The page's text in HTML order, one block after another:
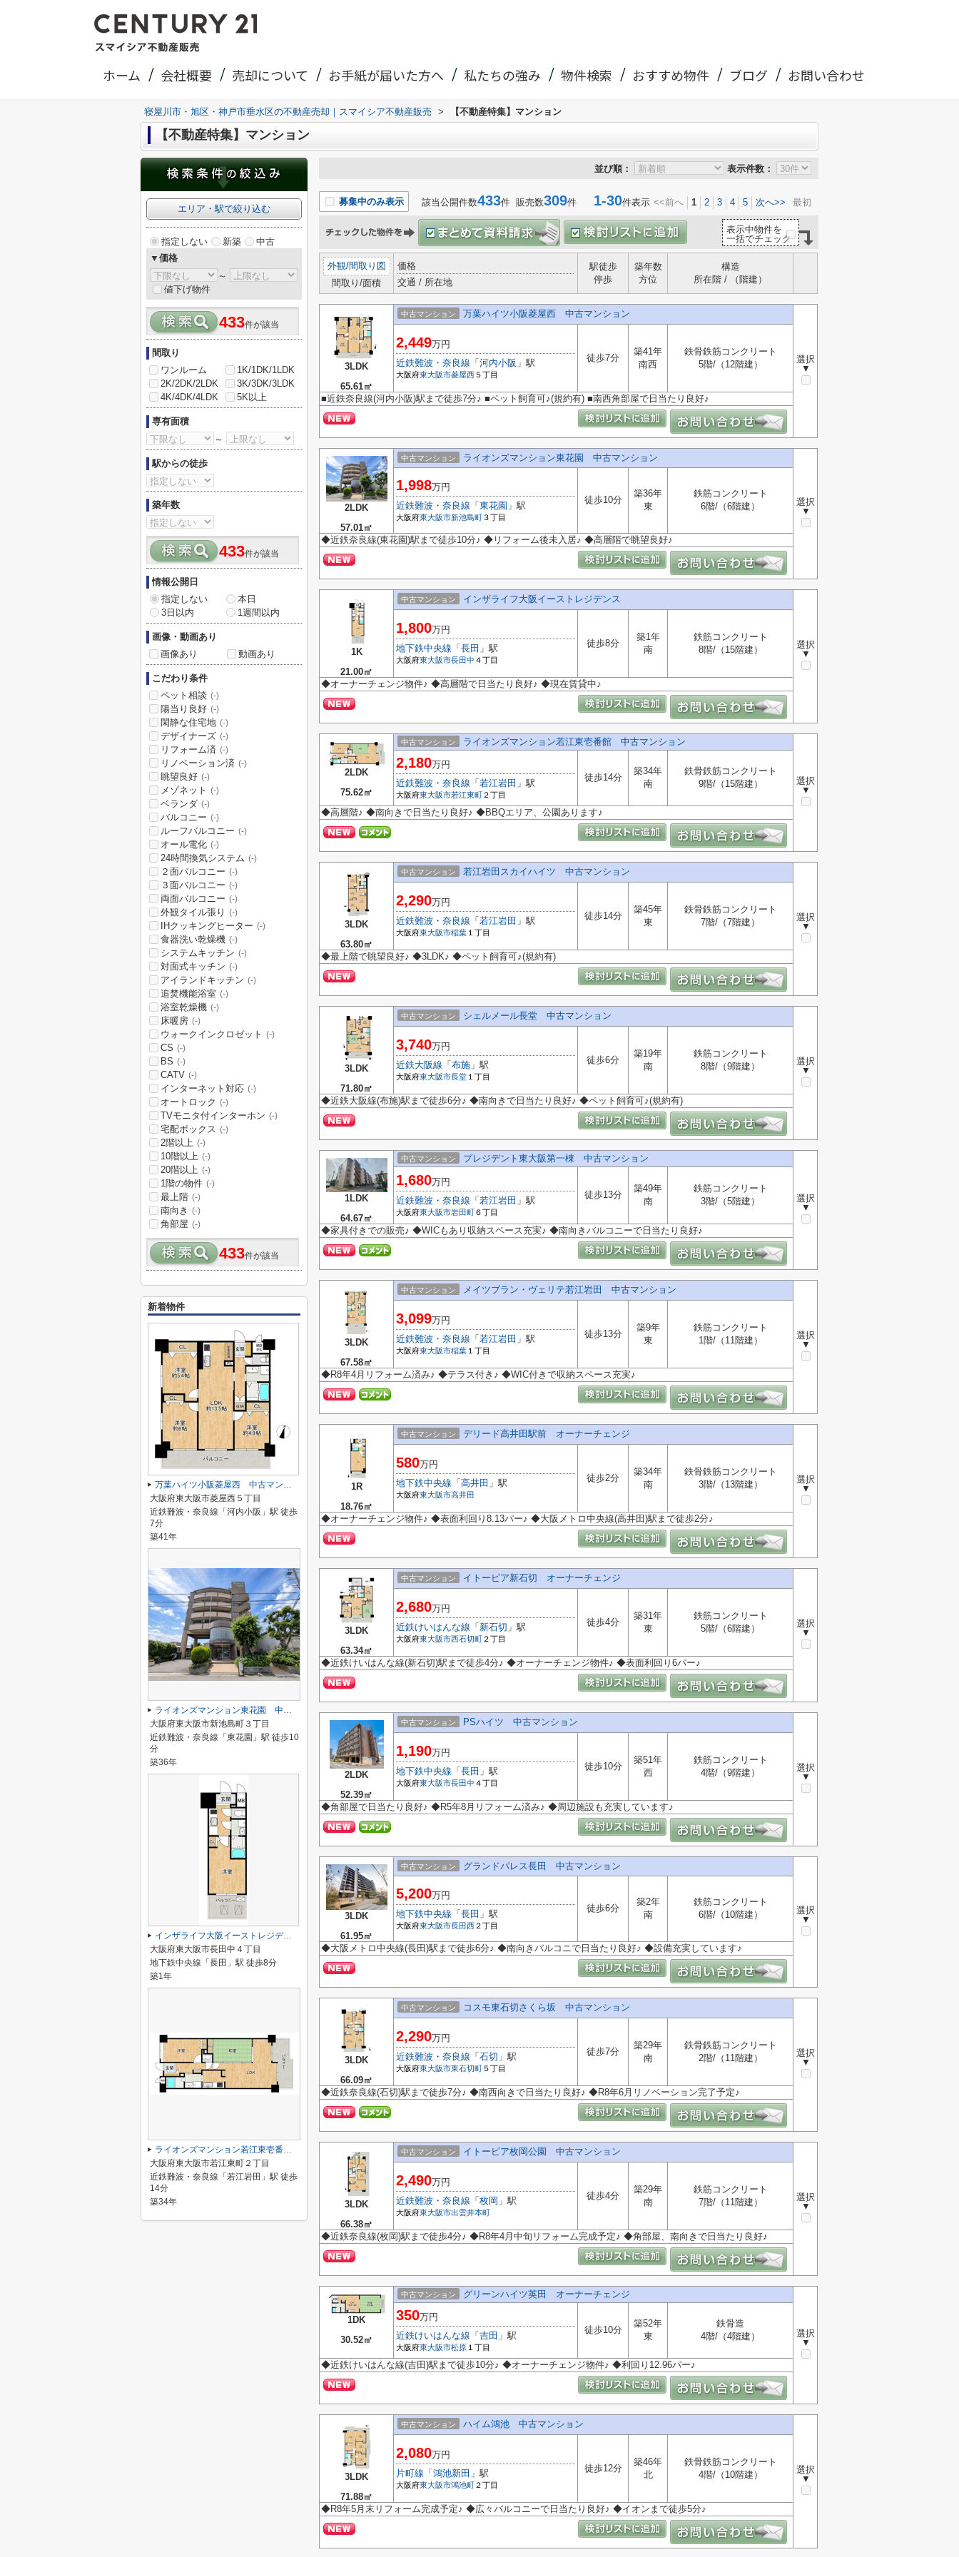
ホーム 会社概要 売却について お手紙が届いた方へ 私たちの強み 物件検索 おすすめ物件 ブログ お問い合わせ
寝屋川市・旭区・神戸市垂水区の不動産売却｜スマイシア不動産販売 > 【不動産特集】マンション
【不動産特集】マンション
並び順： 表示件数：
募集中のみ表示 該当公開件数433件 販売数309件 1-30件表示 <<前へ 1 2 3 4 5 次へ>> 最初
表示中物件を
一括でチェック
外観/間取り図
間取り/面積
価格
交通 / 所在地
駅徒歩
停歩
築年数
方位
構造
所在階 / （階建）
3LDK
65.61㎡
中古マンション 万葉ハイツ小阪菱屋西 中古マンション
選択
▼
2,449万円
近鉄難波・奈良線 「 河内小阪 」駅
大阪府東大阪市菱屋西 ５丁目
徒歩7分
築41年
南西
鉄骨鉄筋コンクリート
5階/（12階建）
■近鉄奈良線(河内小阪)駅まで徒歩7分♪ ■ペット飼育可♪(規約有) ■南西角部屋で日当たり良好♪
2LDK
57.01㎡
中古マンション ライオンズマンション東花園 中古マンション
選択
▼
1,998万円
近鉄難波・奈良線 「 東花園 」駅
大阪府東大阪市新池島町 ３丁目
徒歩10分
築36年
東
鉄筋コンクリート
6階/（6階建）
◆近鉄奈良線(東花園)駅まで徒歩10分♪ ◆リフォーム後未入居♪ ◆高層階で眺望良好♪
1K
21.00㎡
中古マンション インザライフ大阪イーストレジデンス
選択
▼
1,800万円
地下鉄中央線 「 長田 」駅
大阪府東大阪市長田中 ４丁目
徒歩8分
築1年
南
鉄筋コンクリート
8階/（15階建）
◆オーナーチェンジ物件♪ ◆高層階で日当たり良好♪ ◆現在賃貸中♪
2LDK
75.62㎡
中古マンション ライオンズマンション若江東壱番館 中古マンション
選択
▼
2,180万円
近鉄難波・奈良線 「 若江岩田 」駅
大阪府東大阪市若江東町 ２丁目
徒歩14分
築34年
南
鉄骨鉄筋コンクリート
9階/（15階建）
◆高層階♪ ◆南向きで日当たり良好♪ ◆BBQエリア、公園あります♪
3LDK
63.80㎡
中古マンション 若江岩田スカイハイツ 中古マンション
選択
▼
2,290万円
近鉄難波・奈良線 「 若江岩田 」駅
大阪府東大阪市稲葉 １丁目
徒歩14分
築45年
東
鉄骨鉄筋コンクリート
7階/（7階建）
◆最上階で眺望良好♪ ◆3LDK♪ ◆ペット飼育可♪(規約有)
3LDK
71.80㎡
中古マンション シェルメール長堂 中古マンション
選択
▼
3,740万円
近鉄大阪線 「 布施 」駅
大阪府東大阪市長堂 １丁目
徒歩6分
築19年
南
鉄筋コンクリート
8階/（9階建）
◆近鉄大阪線(布施)駅まで徒歩6分♪ ◆南向きで日当たり良好♪ ◆ペット飼育可♪(規約有)
1LDK
64.67㎡
中古マンション プレジデント東大阪第一棟 中古マンション
選択
▼
1,680万円
近鉄難波・奈良線 「 若江岩田 」駅
大阪府東大阪市岩田町 ６丁目
徒歩13分
築49年
南
鉄筋コンクリート
3階/（5階建）
◆家具付きでの販売♪ ◆WICもあり収納スペース充実♪ ◆南向きバルコニーで日当たり良好♪
3LDK
67.58㎡
中古マンション メイツブラン・ヴェリテ若江岩田 中古マンション
選択
▼
3,099万円
近鉄難波・奈良線 「 若江岩田 」駅
大阪府東大阪市稲葉 １丁目
徒歩13分
築9年
東
鉄筋コンクリート
1階/（11階建）
◆R8年4月リフォーム済み♪ ◆テラス付き♪ ◆WIC付きで収納スペース充実♪
1R
18.76㎡
中古マンション デリード高井田駅前 オーナーチェンジ
選択
▼
580万円
地下鉄中央線 「 高井田 」駅
大阪府東大阪市高井田
徒歩2分
築34年
南
鉄骨鉄筋コンクリート
3階/（13階建）
◆オーナーチェンジ物件♪ ◆表面利回り8.13パー♪ ◆大阪メトロ中央線(高井田)駅まで徒歩2分♪
3LDK
63.34㎡
中古マンション イトーピア新石切 オーナーチェンジ
選択
▼
2,680万円
近鉄けいはんな線 「 新石切 」駅
大阪府東大阪市西石切町 ２丁目
徒歩4分
築31年
東
鉄筋コンクリート
5階/（6階建）
◆近鉄けいはんな線(新石切)駅まで徒歩4分♪ ◆オーナーチェンジ物件♪ ◆表面利回り6パー♪
2LDK
52.39㎡
中古マンション PSハイツ 中古マンション
選択
▼
1,190万円
地下鉄中央線 「 長田 」駅
大阪府東大阪市長田中 ４丁目
徒歩10分
築51年
西
鉄筋コンクリート
4階/（9階建）
◆角部屋で日当たり良好♪ ◆R5年8月リフォーム済み♪ ◆周辺施設も充実しています♪
3LDK
61.95㎡
中古マンション グランドパレス長田 中古マンション
選択
▼
5,200万円
地下鉄中央線 「 長田 」駅
大阪府東大阪市長田西 ２丁目
徒歩6分
築2年
南
鉄筋コンクリート
6階/（10階建）
◆大阪メトロ中央線(長田)駅まで徒歩6分♪ ◆南向きバルコニで日当たり良好♪ ◆設備充実しています♪
3LDK
66.09㎡
中古マンション コスモ東石切さくら坂 中古マンション
選択
▼
2,290万円
近鉄難波・奈良線 「 石切 」駅
大阪府東大阪市東石切町 ５丁目
徒歩7分
築29年
南
鉄骨鉄筋コンクリート
2階/（11階建）
◆近鉄奈良線(石切)駅まで徒歩7分♪ ◆南西向きで日当たり良好♪ ◆R8年6月リノベーション完了予定♪
3LDK
66.38㎡
中古マンション イトーピア枚岡公園 中古マンション
選択
▼
2,490万円
近鉄難波・奈良線 「 枚岡 」駅
大阪府東大阪市出雲井本町
徒歩4分
築29年
南
鉄筋コンクリート
7階/（11階建）
◆近鉄奈良線(枚岡)駅まで徒歩4分♪ ◆R8年4月中旬リフォーム完成予定♪ ◆角部屋、南向きで日当たり良好♪
1DK
30.52㎡
中古マンション グリーンハイツ英田 オーナーチェンジ
選択
▼
350万円
近鉄けいはんな線 「 吉田 」駅
大阪府東大阪市松原 １丁目
徒歩10分
築52年
東
鉄骨造
4階/（4階建）
◆近鉄けいはんな線(吉田)駅まで徒歩10分♪ ◆オーナーチェンジ物件♪ ◆利回り12.96パー♪
3LDK
71.88㎡
中古マンション ハイム鴻池 中古マンション
選択
▼
2,080万円
片町線 「 鴻池新田 」駅
大阪府東大阪市鴻池町 ２丁目
徒歩12分
築46年
北
鉄骨鉄筋コンクリート
4階/（10階建）
◆R8年5月末リフォーム完成予定♪ ◆広々バルコニーで日当たり良好♪ ◆イオンまで徒歩5分♪
エリア・駅で絞り込む
指定しない 新築
中古
▼価格
～
値下げ物件
433件が該当
間取り
ワンルーム
1K/1DK/1LDK
2K/2DK/2LDK
3K/3DK/3LDK
4K/4DK/4LDK
5K以上
専有面積
～
駅からの徒歩
築年数
433件が該当
情報公開日
指定しない
本日
3日以内
1週間以内
画像・動画あり
画像あり
動画あり
こだわり条件
ペット相談 (-)
陽当り良好 (-)
閑静な住宅地 (-)
デザイナーズ (-)
リフォーム済 (-)
リノベーション済 (-)
眺望良好 (-)
メゾネット (-)
ベランダ (-)
バルコニー (-)
ルーフバルコニー (-)
オール電化 (-)
24時間換気システム (-)
２面バルコニー (-)
３面バルコニー (-)
両面バルコニー (-)
外観タイル張り (-)
IHクッキングヒーター (-)
食器洗い乾燥機 (-)
システムキッチン (-)
対面式キッチン (-)
アイランドキッチン (-)
追焚機能浴室 (-)
浴室乾燥機 (-)
床暖房 (-)
ウォークインクロゼット (-)
CS (-)
BS (-)
CATV (-)
インターネット対応 (-)
オートロック (-)
TVモニタ付インターホン (-)
宅配ボックス (-)
2階以上 (-)
10階以上 (-)
20階以上 (-)
1階の物件 (-)
最上階 (-)
南向き (-)
角部屋 (-)
433件が該当
新着物件
万葉ハイツ小阪菱屋西 中古マンション
大阪府東大阪市菱屋西５丁目
近鉄難波・奈良線「河内小阪」駅 徒歩
7分
築41年
ライオンズマンション東花園 中古マンション
大阪府東大阪市新池島町３丁目
近鉄難波・奈良線「東花園」駅 徒歩10
分
築36年
インザライフ大阪イーストレジデンス
大阪府東大阪市長田中４丁目
地下鉄中央線「長田」駅 徒歩8分
築1年
ライオンズマンション若江東壱番館 中古マンション
大阪府東大阪市若江東町２丁目
近鉄難波・奈良線「若江岩田」駅 徒歩
14分
築34年